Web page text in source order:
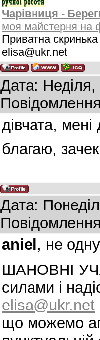
Чарівниця -
моя майстерня на
Приватна
elisa@ukr.net
Дата:
дівчата,
благаю,
Дата:
aniel , не
ШАНОВНІ
силами і
elisa@ukr.net
що можемо